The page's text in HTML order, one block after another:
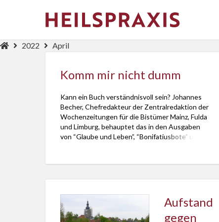
2022 April
Komm mir nicht dumm
Kann ein Buch verständnisvoll sein? Johannes
Becher, Chefredakteur der Zentralredaktion der
Wochenzeitungen für die Bistümer Mainz, Fulda
und Limburg, behauptet das in den Ausgaben
von “Glaube und Leben”, “Bonifatiusbote” und
Buch, schreibt er in der Rubrik Lesbar, in […]
Aufstand
gegen